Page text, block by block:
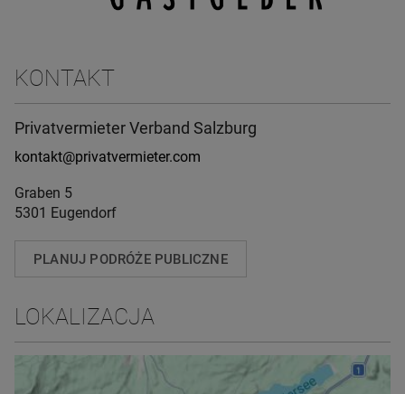
KONTAKT
Privatvermieter Verband Salzburg
kontakt@privatvermieter.com
Graben 5
5301 Eugendorf
PLANUJ PODRÓŻE PUBLICZNE
LOKALIZACJA